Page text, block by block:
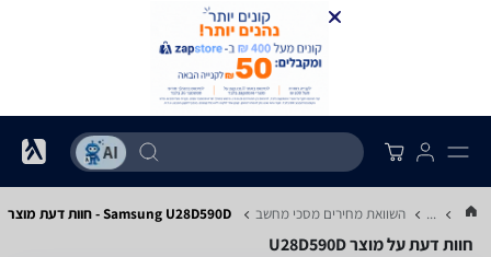
... השוואת מחירים מסכי מחשב Samsung U28D590D - חוות דעת מוצר
חוות דעת על מוצר U28D590D